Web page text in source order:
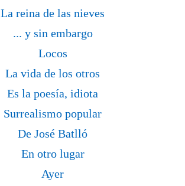
La reina de las nieves
... y sin embargo
Locos
La vida de los otros
Es la poesía, idiota
Surrealismo popular
De José Batlló
En otro lugar
Ayer